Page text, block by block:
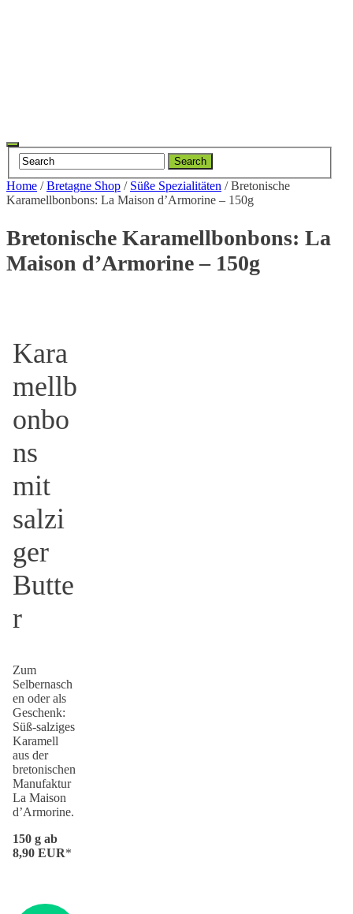
Toggle
navigation
Search
Home /Bretagne Shop / Süße Spezialitäten /Bretonische
Karamellbonbons: La Maison d’Armorine – 150g
Bretonische Karamellbonbons: La
Maison d’Armorine – 150g
Kara
mellb
onbo
ns
mit
salzi
ger
Butte
r
Zum
Selbernasch
en oder als
Geschenk:
Süß-salziges
Karamell
aus der
bretonischen
Manufaktur
La Maison
d’Armorine.
150 g ab
8,90 EUR*